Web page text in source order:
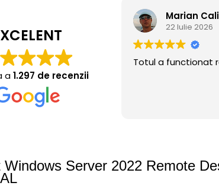
a1.297 de recenzii
Marian Calin
22 Iulie 2026
Totul a functionat rapid.
Windows Server 2022 Remote